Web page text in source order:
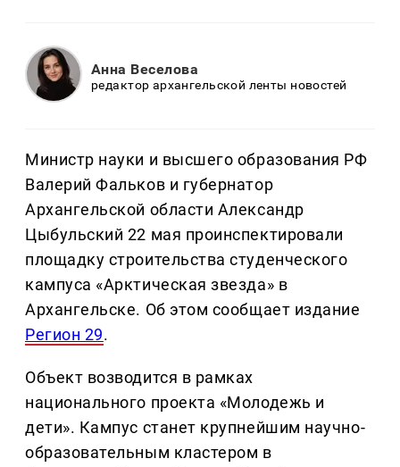
Анна Веселова
редактор архангельской ленты новостей
Министр науки и высшего образования РФ
Валерий Фальков и губернатор
Архангельской области Александр
Цыбульский 22 мая проинспектировали
площадку строительства студенческого
кампуса «Арктическая звезда» в
Архангельске. Об этом сообщает издание
Регион 29.
Объект возводится в рамках
национального проекта «Молодежь и
дети». Кампус станет крупнейшим научно-
образовательным кластером в